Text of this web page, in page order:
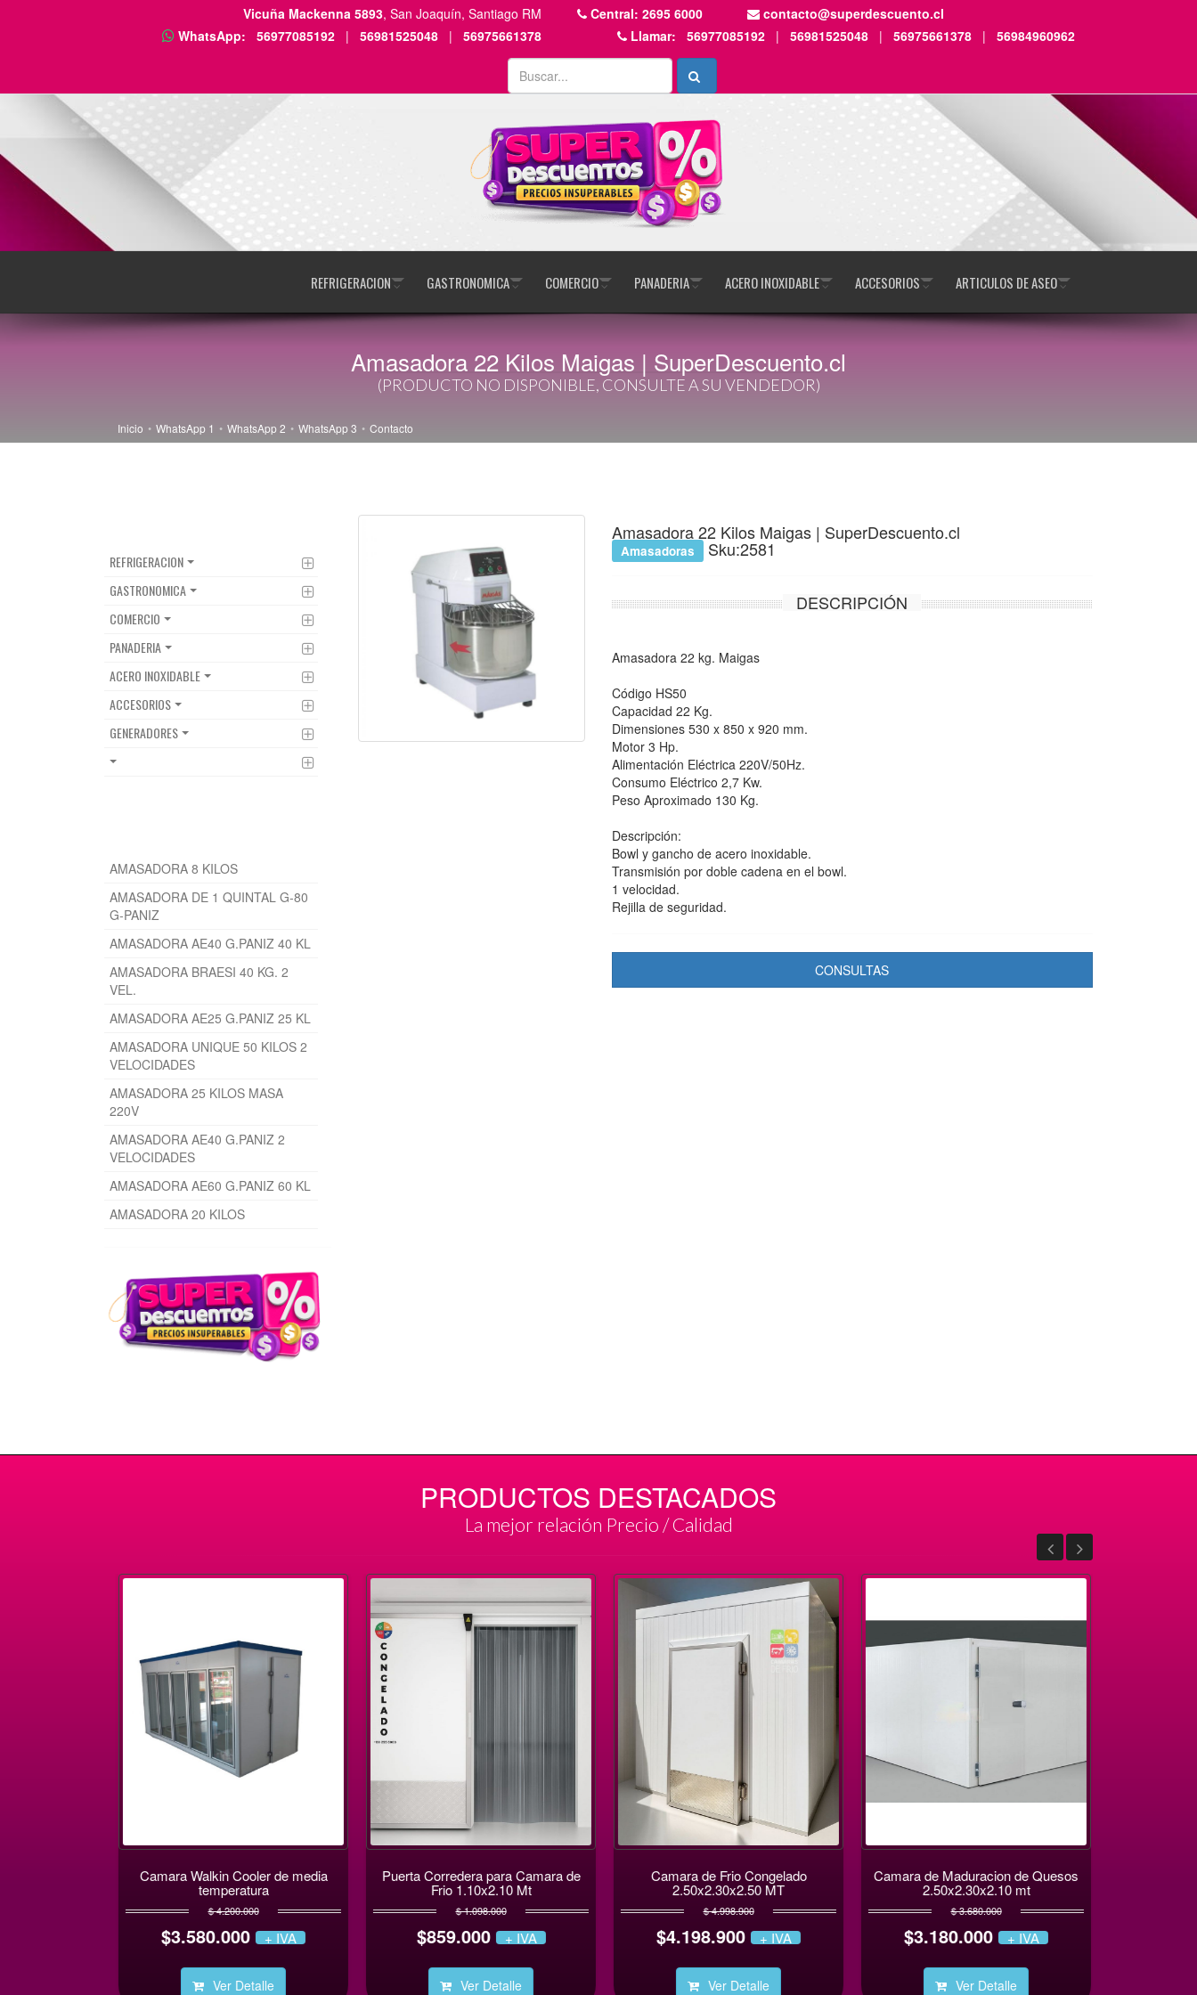
Vicuña Mackenna 5893, San Joaquín, Santiago RM Central: 2695 6000
contacto@superdescuento.cl
WhatsApp:
56977085192 | 56981525048 | 56975661378 Llamar: 56977085192 | 56981525048 | 56975661378 | 56984960962
REFRIGERACION GASTRONOMICA COMERCIO PANADERIA ACERO INOXIDABLE ACCESORIOS ARTICULOS DE ASEO
Amasadora 22 Kilos Maigas | SuperDescuento.cl
(PRODUCTO NO DISPONIBLE, CONSULTE A SU VENDEDOR)
Inicio WhatsApp 1 WhatsApp 2 WhatsApp 3 Contacto
REFRIGERACION
GASTRONOMICA
COMERCIO
PANADERIA
ACERO INOXIDABLE
ACCESORIOS
GENERADORES
AMASADORA 8 KILOS
AMASADORA DE 1 QUINTAL G-80
G-PANIZ
AMASADORA AE40 G.PANIZ 40 KL
AMASADORA BRAESI 40 KG. 2
VEL.
AMASADORA AE25 G.PANIZ 25 KL
AMASADORA UNIQUE 50 KILOS 2
VELOCIDADES
AMASADORA 25 KILOS MASA
220V
AMASADORA AE40 G.PANIZ 2
VELOCIDADES
AMASADORA AE60 G.PANIZ 60 KL
AMASADORA 20 KILOS
Amasadora 22 Kilos Maigas | SuperDescuento.cl
Amasadoras Sku:2581
DESCRIPCIÓN
Amasadora 22 kg. Maigas
Código HS50
Capacidad 22 Kg.
Dimensiones 530 x 850 x 920 mm.
Motor 3 Hp.
Alimentación Eléctrica 220V/50Hz.
Consumo Eléctrico 2,7 Kw.
Peso Aproximado 130 Kg.
Descripción:
Bowl y gancho de acero inoxidable.
Transmisión por doble cadena en el bowl.
1 velocidad.
Rejilla de seguridad.
CONSULTAS
PRODUCTOS DESTACADOS
La mejor relación Precio / Calidad
Camara Walkin Cooler de media
temperatura
$ 4.200.000
$3.580.000 + IVA
Ver Detalle
Puerta Corredera para Camara de
Frio 1.10x2.10 Mt
$ 1.098.000
$859.000 + IVA
Ver Detalle
Camara de Frio Congelado
2.50x2.30x2.50 MT
$ 4.998.900
$4.198.900 + IVA
Ver Detalle
Camara de Maduracion de Quesos
2.50x2.30x2.10 mt
$ 3.680.000
$3.180.000 + IVA
Ver Detalle